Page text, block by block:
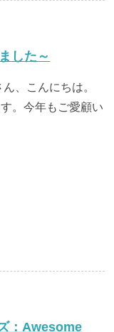
した～
、こんにちは。
。今年もご愛顧い
：Awesome